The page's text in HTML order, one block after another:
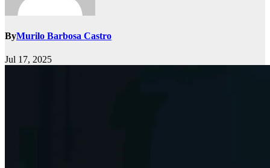
ByMurilo Barbosa Castro
Jul 17, 2025